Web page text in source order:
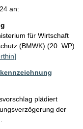
an:
für Wirtschaft
(BMWK) (20. WP)
plädiert
der